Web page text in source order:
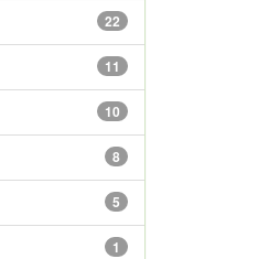
22
11
10
8
5
1